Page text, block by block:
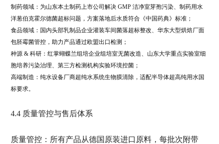
制药领域：为山东本土制药上市公司解决 GMP 洁净室芽孢污染、制药用水
洋葱伯克霍尔德菌超标问题，方案落地后水质符合《中国药典》标准；
食品领域：国内头部乳制品企业灌装车间菌落超标整改、华东大型烘焙厂面
包胚霉菌管控，助力产品通过欧盟出口检测；
种源 & 科研：红掌蝴蝶兰组培企业组培室无菌改造、山东大学重点实验室细
胞培养污染治理、第三方检测机构实验环境控菌；
高端制造：纯水设备厂商超纯水系统生物膜清除，适配半导体超高纯用水国
标要求。
4.4 质量管控与售后体系
质量管控：所有产品从德国原装进口原料，每批次附带